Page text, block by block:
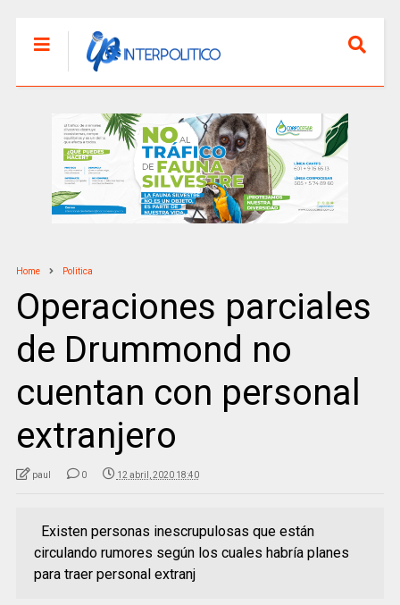
Home Politica
Operaciones parciales
de Drummond no
cuentan con personal
extranjero
paul 0 12 abril, 2020 18:40
Existen personas inescrupulosas que están
circulando rumores según los cuales habría planes
para traer personal extranj